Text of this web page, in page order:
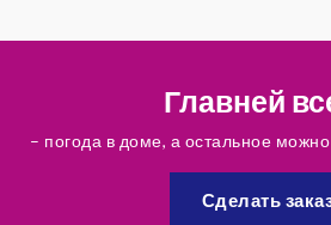
Главней
– погода в доме, а остальное
Сделать